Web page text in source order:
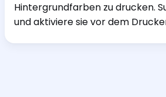
Hintergrundfarben zu drucken.
und aktiviere sie vor dem